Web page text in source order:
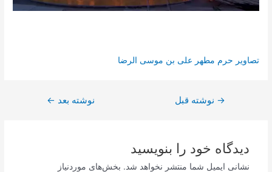
تصاویر حرم مطهر علی بن موسی الرضا
راهبری
→ نوشته قبل نوشته بعد ←
دیدگاه‌ خود را بنویسید
نشانی ایمیل شما منتشر نخواهد شد. بخش‌های موردنیاز